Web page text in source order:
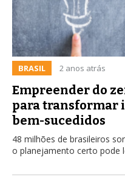
BRASIL 2 anos atrás
Empreender do
para transformar
bem-sucedidos
48 milhões de brasileiros
o planejamento certo pode